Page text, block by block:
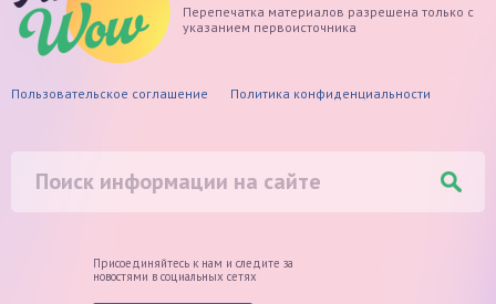
Перепечатка материалов разрешена только с
указанием первоисточника
Пользовательское соглашение Политика конфиденциальности
Присоединяйтесь к нам и следите за
новостями в социальных сетях